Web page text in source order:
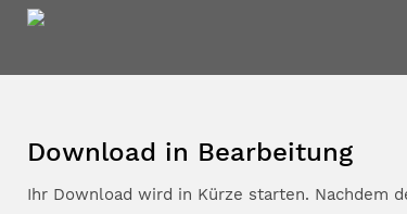
Download in Bearbeitung
Ihr Download wird in Kürze starten. Nachdem